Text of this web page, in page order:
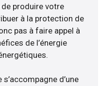
produire votre
à la protection de
pas à faire appel à
de l’énergie
d’une